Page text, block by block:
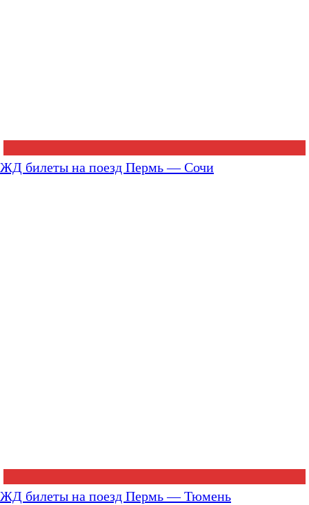
ЖД билеты на поезд Пермь — Сочи
ЖД билеты на поезд Пермь — Тюмень